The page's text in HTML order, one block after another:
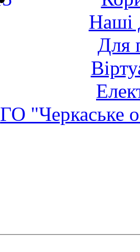
Наші
Для
ГО "Черкаське